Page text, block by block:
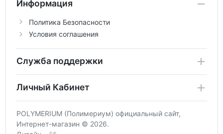
Информация
Политика Безопасности
Условия соглашения
Служба поддержки
Личный Кабинет
POLYMERIUM (Полимериум) официальный сайт,
Интернет-магазин © 2026.